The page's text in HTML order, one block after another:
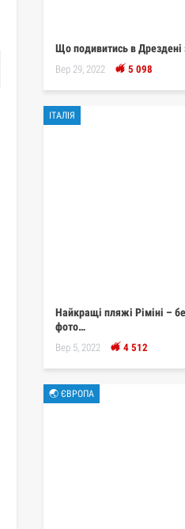
Що подивитись в Дрездені
Вер 29, 2022 5 098
ІТАЛІЯ
Найкращі пляжі Ріміні –
фото…
Вер 5, 2022 4 512
🌏 ЄВРОПА